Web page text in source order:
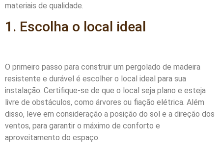
materiais de qualidade.
1. Escolha o local ideal
O primeiro passo para construir um pergolado de madeira
resistente e durável é escolher o local ideal para sua
instalação. Certifique-se de que o local seja plano e esteja
livre de obstáculos, como árvores ou fiação elétrica. Além
disso, leve em consideração a posição do sol e a direção dos
ventos, para garantir o máximo de conforto e
aproveitamento do espaço.